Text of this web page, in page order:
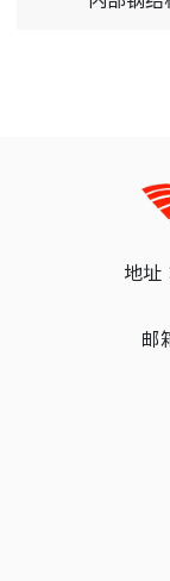
地址
邮